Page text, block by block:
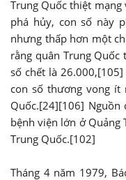
Trung Quốc thiệt mạng
phá hủy, con số này
nhưng thấp hơn một
rằng quân Trung
số chết là
con số thương vong ít
Quốc.[24][106] Nguồn
bệnh viện lớn ở Quảng
Trung Quốc.[102]
Tháng 4 năm 1979,